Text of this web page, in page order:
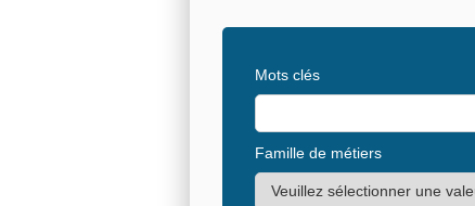
Mots clés
Famille de métiers